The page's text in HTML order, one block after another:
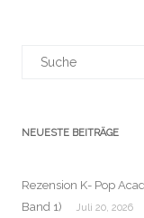
NEUESTE BEITRÄGE
Rezension K- Pop
Band 1)
Juli 20, 2026